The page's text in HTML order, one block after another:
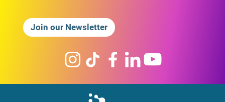
Join our Newsletter